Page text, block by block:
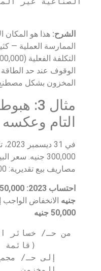
الشرح: هذا هو المكان
الممارسة العملية —
الوقوف عند حد الطاقة
المخزون بشكل
مثال 3:
التام وعكسه
في
مصاريف بيع تقديرية: 10,000 جنيه.
احتساب 2023:
جنيه الانخفاض الواجب إثباته =
50,000 جنيه